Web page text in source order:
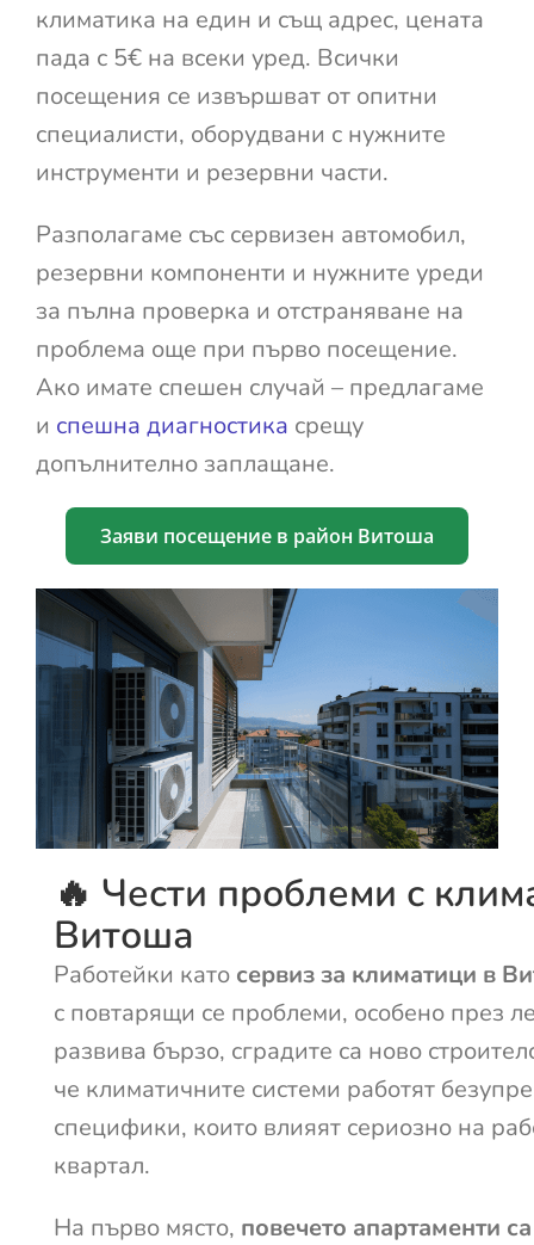
климатика на един и същ адрес, цената
пада с 5€ на всеки уред. Всички
посещения се извършват от опитни
специалисти, оборудвани с нужните
инструменти и резервни части.
Разполагаме със сервизен автомобил,
резервни компоненти и нужните уреди
за пълна проверка и отстраняване на
проблема още при първо посещение.
Ако имате спешен случай – предлагаме
и спешна диагностика срещу
допълнително заплащане.
Заяви посещение в район Витоша
🔥 Чести проблеми с
Витоша
Работейки като сервиз за климатици в
с повтарящи се проблеми, особено през
развива бързо, сградите са ново
че климатичните системи работят
специфики, които влияят сериозно на
квартал.
На първо място, повечето апартаменти